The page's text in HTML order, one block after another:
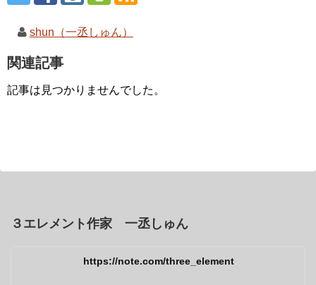
shun（一丞しゅん）
関連記事
記事は見つかりませんでした。
３エレメント作家 一丞しゅん
https://note.com/three_element